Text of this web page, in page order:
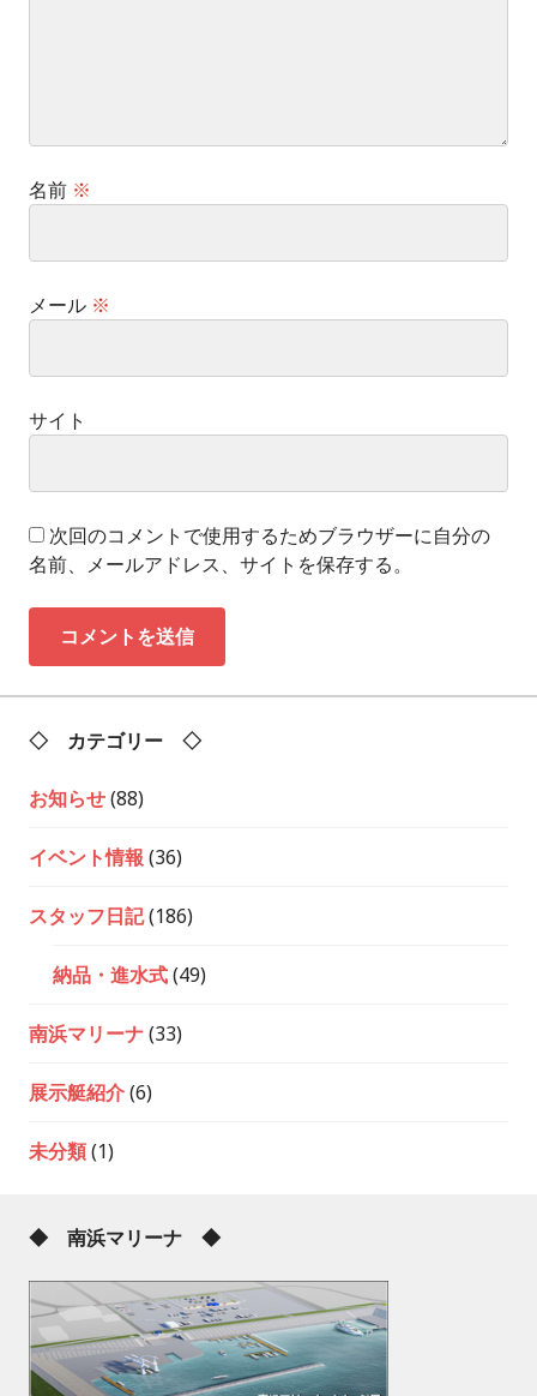
名前 ※
メール ※
サイト
次回のコメントで使用するためブラウザーに自分の
名前、メールアドレス、サイトを保存する。
◇ カテゴリー ◇
お知らせ(88)
イベント情報 (36)
スタッフ日記(186)
納品・進水式(49)
南浜マリーナ(33)
展示艇紹介(6)
未分類(1)
◆ 南浜マリーナ ◆